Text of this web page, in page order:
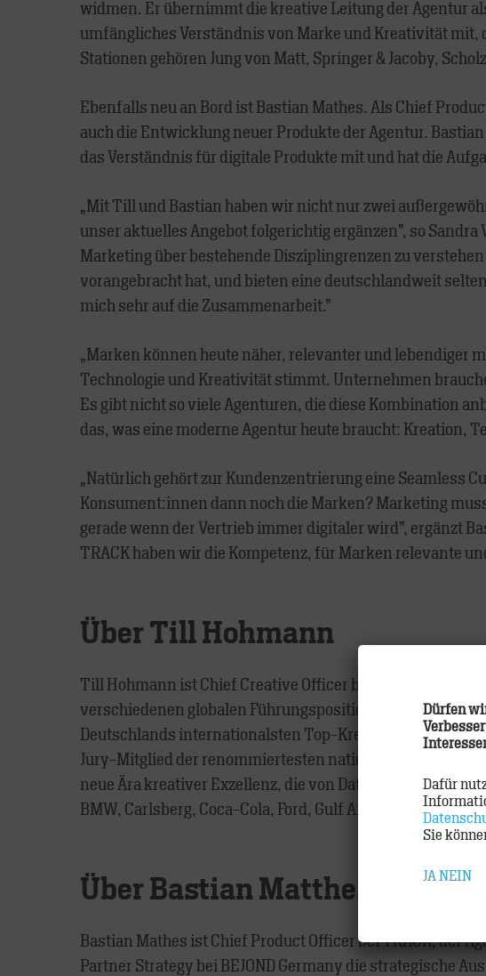
widmen. Er übernimmt die kreative Leitung der Agentur
umfängliches Verständnis von Marke und Kreativität mit,
Stationen gehören Jung von Matt, Springer & Jacoby,
Ebenfalls neu an Bord ist Bastian Mathes. Als Chief
auch die Entwicklung neuer Produkte der Agentur.
das Verständnis für digitale Produkte mit und hat die
„Mit Till und Bastian haben wir nicht nur zwei
unser aktuelles Angebot folgerichtig ergänzen”, so
Marketing über bestehende Disziplingrenzen zu
vorangebracht hat, und bieten eine deutschlandweit
mich sehr auf die Zusammenarbeit.”
„Marken können heute näher, relevanter und lebendiger
Technologie und Kreativität stimmt. Unternehmen
Es gibt nicht so viele Agenturen, die diese Kombination
das, was eine moderne Agentur heute braucht: Kreation,
„Natürlich gehört zur Kundenzentrierung eine Seamless
Konsument:innen dann noch die Marken? Marketing
gerade wenn der Vertrieb immer digitaler wird”, ergänzt
TRACK haben wir die Kompetenz, für Marken relevante
Über Till Hohmann
Till Hohmann ist Chief Creative Officer bei TRACK, der
verschiedenen globalen Führungspositionen bei
Deutschlands internationalsten Top-Kreativen. Das
Jury-Mitglied der renommiertesten nationalen und
neue Ära kreativer Exzellenz, die von Daten und dem
BMW, Carlsberg, Coca-Cola, Ford, Gulf Air, HSBC, IKEA,
Über Bastian Matthes
Bastian Mathes ist Chief Product Officer bei TRACK, der
Partner Strategy bei BEJOND Germany die strategische
Dürfen
Dafür
Sie
JA NEIN